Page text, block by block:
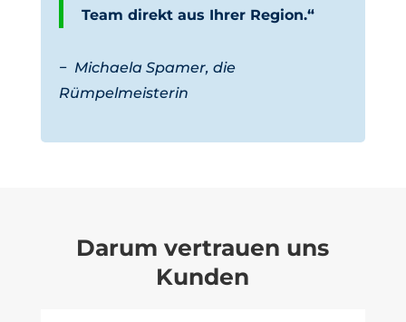
Team direkt aus Ihrer Region.“
− Michaela Spamer, die
Rümpelmeisterin
Darum vertrauen uns
Kunden